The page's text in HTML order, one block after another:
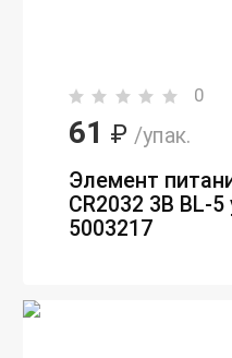
0
61 ₽ /упак.
Элемент
CR2032 3В BL-
5003217